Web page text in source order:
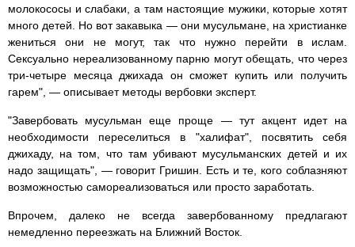
молокососы и слабаки, а там настоящие мужики, которые хотят
много детей. Но вот закавыка — они мусульмане, на христианке
жениться они не могут, так что нужно перейти в ислам.
Сексуально нереализованному парню могут обещать, что через
три-четыре месяца джихада он сможет купить или получить
гарем", — описывает методы вербовки эксперт.
"Завербовать мусульман еще проще — тут акцент идет на
необходимости переселиться в "халифат", посвятить себя
джихаду, на том, что там убивают мусульманских детей и их
надо защищать", — говорит Гришин. Есть и те, кого соблазняют
возможностью самореализоваться или просто заработать.
Впрочем, далеко не всегда завербованному предлагают
немедленно переезжать на Ближний Восток.